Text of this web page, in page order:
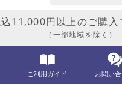
11,000円以上のご購入
（一部地域を除く）
ご利用ガイド お問い